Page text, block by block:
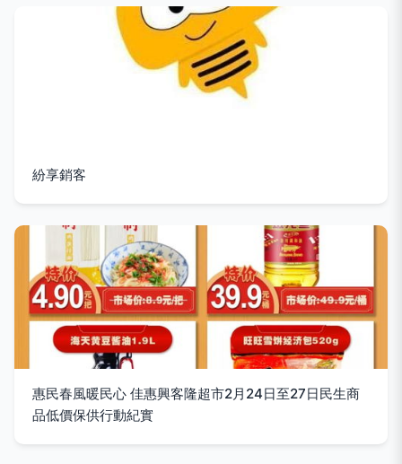
紛享銷客
惠民春風暖民心 佳惠興客隆超市2月24日至27日民生商
品低價保供行動紀實